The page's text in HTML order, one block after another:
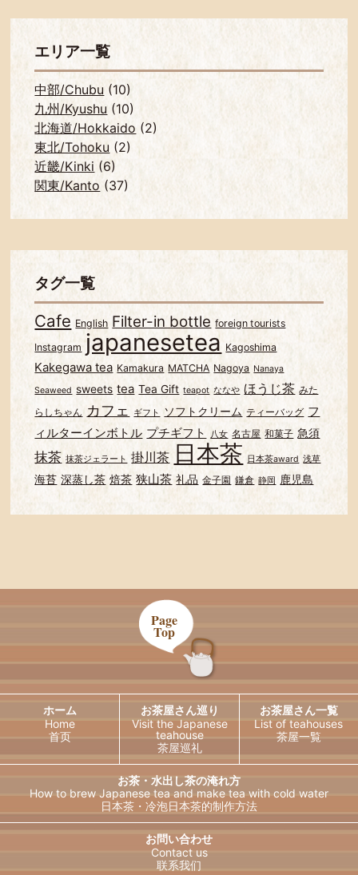
エリア一覧
中部/Chubu (10)
九州/Kyushu (10)
北海道/Hokkaido (2)
東北/Tohoku (2)
近畿/Kinki (6)
関東/Kanto (37)
タグ一覧
Cafe English Filter-in bottle foreign tourists
Instagram japanesetea Kagoshima
Kakegawa tea Kamakura MATCHA Nagoya Nanaya
Seaweed sweets tea Tea Gift teapot ななや ほうじ茶 みた
らしちゃん カフェ ギフト ソフトクリーム ティーバッグ フ
ィルターインボトル プチギフト 八女 名古屋 和菓子 急須
抹茶 抹茶ジェラート 掛川茶 日本茶 日本茶award 浅草
海苔 深蒸し茶 焙茶 狭山茶 礼品 金子園 鎌倉 静岡 鹿児島
ホーム
Home
首页
お茶屋さん巡り
Visit the Japanese
teahouse
茶屋巡礼
お茶屋さん一覧
List of teahouses
茶屋一覧
お茶・水出し茶の淹れ方
How to brew Japanese tea and make tea with cold water
日本茶・冷泡日本茶的制作方法
お問い合わせ
Contact us
联系我们
Page
Top